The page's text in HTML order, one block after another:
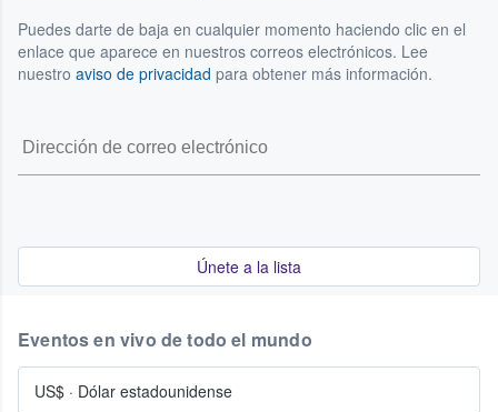
Puedes darte de baja en cualquier momento haciendo clic en el
enlace que aparece en nuestros correos electrónicos. Lee
nuestro aviso de privacidad para obtener más información.
Únete a la lista
Eventos en vivo de todo el mundo
US$ · Dólar estadounidense